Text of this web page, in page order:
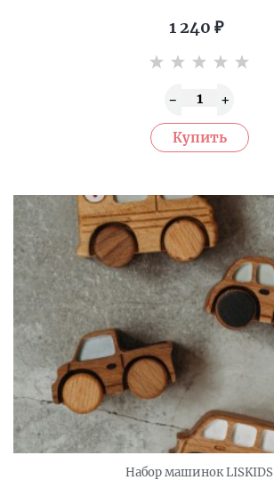
1 240 ₽
Набор машинок LISKIDS